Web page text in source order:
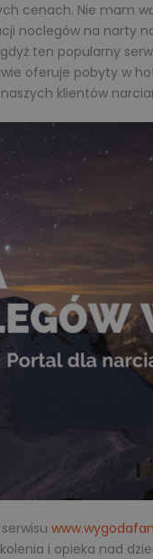
cenach. Nie mam
noclegów na narty
ten popularny
oferuje pobyty w
klientów
i opieka nad